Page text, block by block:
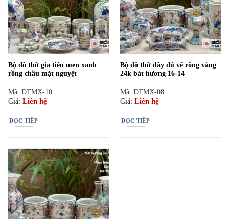
Bộ đồ thờ gia tiên men xanh
rồng chầu mặt nguyệt
Mã: DTMX-10
Giá: Liên hệ
ĐỌC TIẾP
Bộ đồ thờ đầy đủ vẽ rồng vàng
24k bát hương 16-14
Mã: DTMX-08
Giá: Liên hệ
ĐỌC TIẾP